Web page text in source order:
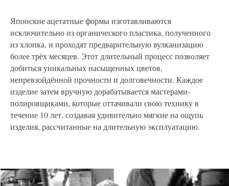
Японские ацетатные формы изготавливаются
исключительно из органического пластика, полученного
из хлопка, и проходят предварительную вулканизацию
более трёх месяцев. Этот длительный процесс позволяет
добиться уникальных насыщенных цветов,
непревзойдённой прочности и долговечности. Каждое
изделие затем вручную дорабатывается мастерами-
полировщиками, которые оттачивали свою технику в
течение 10 лет, создавая удивительно мягкие на ощупь
изделия, рассчитанные на длительную эксплуатацию.